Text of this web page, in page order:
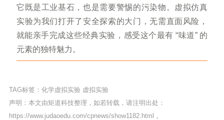
它既是工业基石，也是需要警惕的污染物。虚拟仿真
实验为我们打开了安全探索的大门，无需直面风险，
就能亲手完成这些经典实验，感受这个最有 “味道” 的
元素的独特魅力。
TAG标签： 化学虚拟实验 虚拟实验
声明：本文由矩道科技整理，如若转载，请注明出处：
https://www.judaoedu.com/cpnews/show1182.html 。